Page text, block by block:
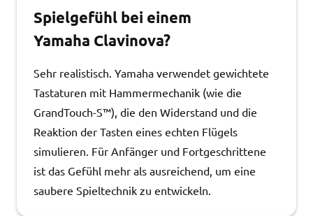
Spielgefühl bei einem
Yamaha Clavinova?
Sehr realistisch. Yamaha verwendet gewichtete
Tastaturen mit Hammermechanik (wie die
GrandTouch-S™), die den Widerstand und die
Reaktion der Tasten eines echten Flügels
simulieren. Für Anfänger und Fortgeschrittene
ist das Gefühl mehr als ausreichend, um eine
saubere Spieltechnik zu entwickeln.